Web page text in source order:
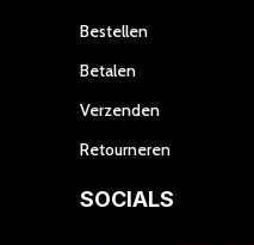
Bestellen
Betalen
Verzenden
Retourneren
SOCIALS